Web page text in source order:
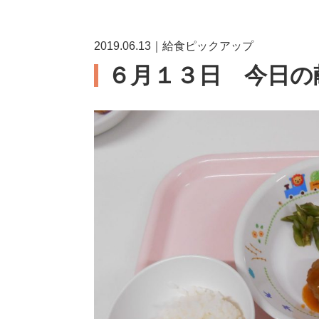
2019.06.13｜給食ピックアップ
６月１３日 今日の